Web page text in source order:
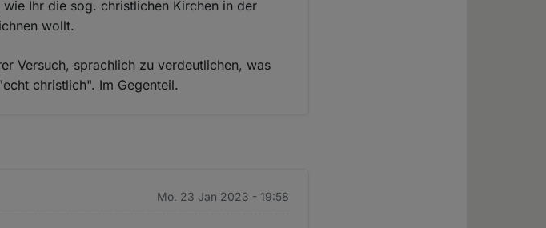
Ihr die sog. christlichen Kirchen in der
wollt.
Versuch, sprachlich zu verdeutlichen, was
christlich". Im Gegenteil.
Mo. 23 Jan 2023 - 19:58